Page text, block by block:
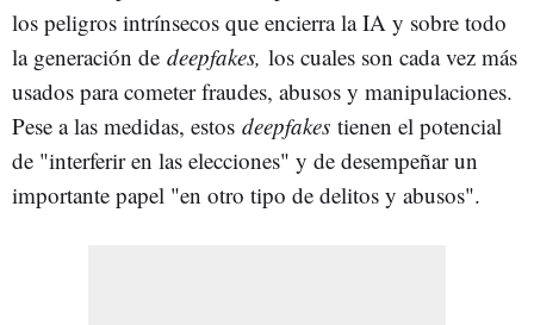
los peligros intrínsecos que encierra la IA y sobre todo
la generación de deepfakes, los cuales son cada vez más
usados para cometer fraudes, abusos y manipulaciones.
Pese a las medidas, estos deepfakes tienen el potencial
de "interferir en las elecciones" y de desempeñar un
importante papel "en otro tipo de delitos y abusos".